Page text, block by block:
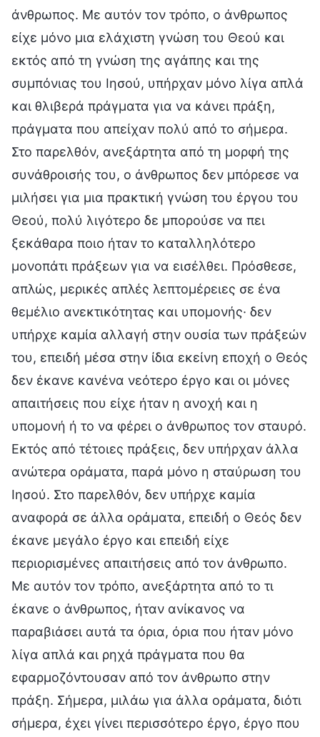
άνθρωπος. Με αυτόν τον τρόπο, ο άνθρωπος
είχε μόνο μια ελάχιστη γνώση του Θεού και
εκτός από τη γνώση της αγάπης και της
συμπόνιας του Ιησού, υπήρχαν μόνο λίγα απλά
και θλιβερά πράγματα για να κάνει πράξη,
πράγματα που απείχαν πολύ από το σήμερα.
Στο παρελθόν, ανεξάρτητα από τη μορφή της
συνάθροισής του, ο άνθρωπος δεν μπόρεσε να
μιλήσει για μια πρακτική γνώση του έργου του
Θεού, πολύ λιγότερο δε μπορούσε να πει
ξεκάθαρα ποιο ήταν το καταλληλότερο
μονοπάτι πράξεων για να εισέλθει. Πρόσθεσε,
απλώς, μερικές απλές λεπτομέρειες σε ένα
θεμέλιο ανεκτικότητας και υπομονής· δεν
υπήρχε καμία αλλαγή στην ουσία των πράξεών
του, επειδή μέσα στην ίδια εκείνη εποχή ο Θεός
δεν έκανε κανένα νεότερο έργο και οι μόνες
απαιτήσεις που είχε ήταν η ανοχή και η
υπομονή ή το να φέρει ο άνθρωπος τον σταυρό.
Εκτός από τέτοιες πράξεις, δεν υπήρχαν άλλα
ανώτερα οράματα, παρά μόνο η σταύρωση του
Ιησού. Στο παρελθόν, δεν υπήρχε καμία
αναφορά σε άλλα οράματα, επειδή ο Θεός δεν
έκανε μεγάλο έργο και επειδή είχε
περιορισμένες απαιτήσεις από τον άνθρωπο.
Με αυτόν τον τρόπο, ανεξάρτητα από το τι
έκανε ο άνθρωπος, ήταν ανίκανος να
παραβιάσει αυτά τα όρια, όρια που ήταν μόνο
λίγα απλά και ρηχά πράγματα που θα
εφαρμοζόντουσαν από τον άνθρωπο στην
πράξη. Σήμερα, μιλάω για άλλα οράματα, διότι
σήμερα, έχει γίνει περισσότερο έργο, έργο που